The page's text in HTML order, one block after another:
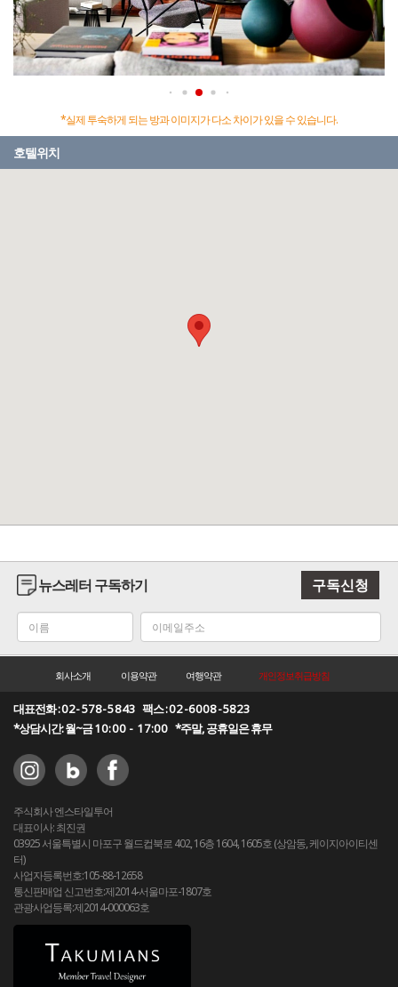
*실제 투숙하게 되는 방과 이미지가 다소 차이가 있을 수 있습니다.
호텔위치
뉴스레터 구독하기 구독신청
회사소개 이용약관 여행약관 개인정보취급방침
대표전화 :02-578-5843 팩스 :02-6008-5823
*상담시간: 월~금10:00 - 17:00 *주말, 공휴일은 휴무
주식회사 엔스타일투어
대표이사: 최진권
03925 서울특별시 마포구 월드컵북로 402, 16층 1604, 1605호 (상암동, 케이지아이티센
터)
사업자등록번호:105-88-12658
통신판매업 신고번호:제2014-서울마포-1807호
관광사업등록:제2014-000063호